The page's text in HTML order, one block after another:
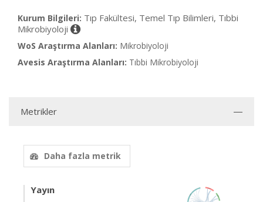
Kurum Bilgileri: Tıp Fakültesi, Temel Tıp Bilimleri, Tıbbi
Mikrobiyoloji
WoS Araştırma Alanları: Mikrobiyoloji
Avesis Araştırma Alanları: Tıbbi Mikrobiyoloji
Metrikler
Daha fazla metrik
Yayın